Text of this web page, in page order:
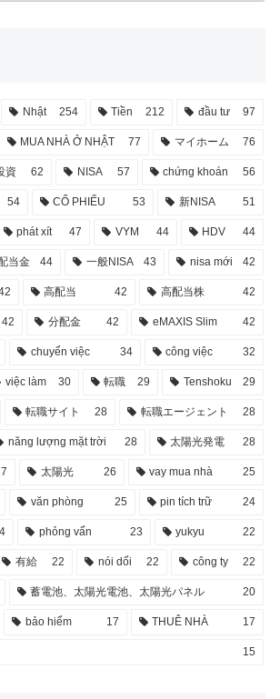
Nhật 254 Tiền 212 đầu tư 97
MUA NHÀ Ở NHẬT 77 マイホーム 76
資 62 NISA 57 chứng khoán 56
54 CỔ PHIẾU 53 新NISA 51
phát xít 47 VYM 44 HDV 44
当金 44 一般NISA 43 nisa mới 42
高配当 42 高配当株 42
42 分配金 42 eMAXIS Slim 42
chuyển việc 34 công việc 32
việc làm 30 転職 29 Tenshoku 29
転職サイト 28 転職エージェント 28
năng lượng mặt trời 28 太陽光発電 28
太陽光 26 vay mua nhà 25
văn phòng 25 pin tích trữ 24
phỏng vấn 23 yukyu 22
有給 22 nói dối 22 công ty 22
蓄電池、太陽光電池、太陽光パネル 20
bảo hiểm 17 THUÊ NHÀ 17
15